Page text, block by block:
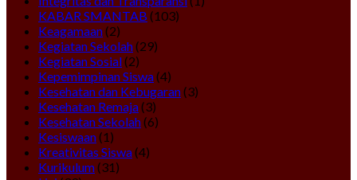
KABAR SMANTAB (103)
Keagamaan(2)
Kegiatan Sekolah(29)
Kegiatan Sosial(2)
Kepemimpinan Siswa(4)
Kesehatan dan Kebugaran(3)
Kesehatan Remaja(3)
Kesehatan Sekolah(6)
Kesiswaan(1)
Kreativitas Siswa(4)
Kurikulum(31)